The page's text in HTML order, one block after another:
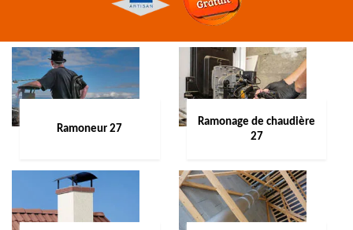
Ramoneur 27
Ramonage de chaudière
27